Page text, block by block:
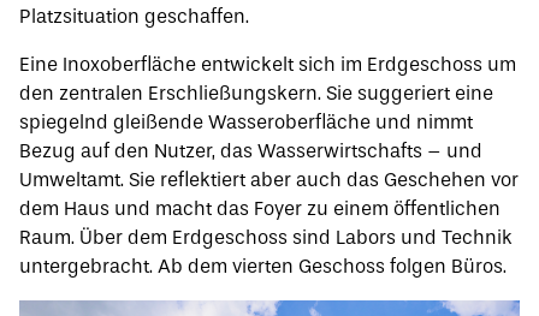
Platzsituation geschaffen.
Eine Inoxoberfläche entwickelt sich im Erdgeschoss um
den zentralen Erschließungskern. Sie suggeriert eine
spiegelnd gleißende Wasseroberfläche und nimmt
Bezug auf den Nutzer, das Wasserwirtschafts – und
Umweltamt. Sie reflektiert aber auch das Geschehen vor
dem Haus und macht das Foyer zu einem öffentlichen
Raum. Über dem Erdgeschoss sind Labors und Technik
untergebracht. Ab dem vierten Geschoss folgen Büros.